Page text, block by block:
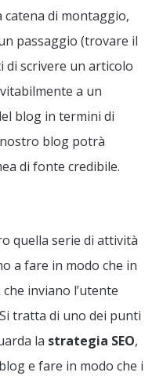
di montaggio,
passaggio (trovare il
di scrivere un articolo
a un
blog in termini di
blog potrà
di fonte credibile.
quella serie di attività
a fare in modo che in
inviano l’utente
tratta di uno dei punti
la strategia SEO,
e fare in modo che i